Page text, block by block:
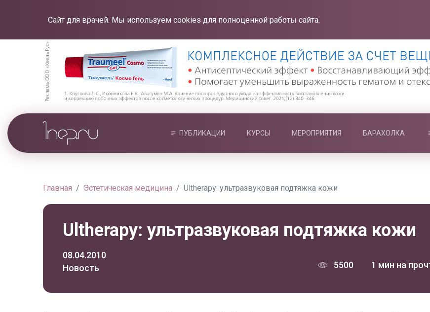
Сайт для врачей. Мы используем cookies для полноценной работы сайта.
ПУБЛИКАЦИИ КУРСЫ МЕРОПРИЯТИЯ БАРАХОЛКА
Главная Эстетическая медицина Ultherapy: ультразвуковая подтяжка кожи
Ultherapy: ультразвуковая подтяжка кожи
08.04.2010
Новость
5500 1 мин на